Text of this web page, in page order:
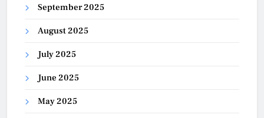
September 2025
August 2025
July 2025
June 2025
May 2025